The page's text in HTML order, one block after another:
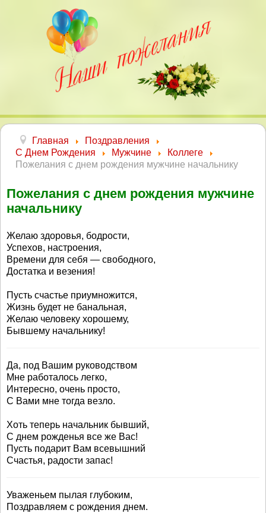
Главная
Поздравления
С Днем Рождения
Мужчине
Коллеге
Пожелания с днем рождения мужчине начальнику
Пожелания с днем рождения мужчине
начальнику
Желаю здоровья, бодрости,
Успехов, настроения,
Времени для себя — свободного,
Достатка и везения!
Пусть счастье приумножится,
Жизнь будет не банальная,
Желаю человеку хорошему,
Бывшему начальнику!
Да, под Вашим руководством
Мне работалось легко,
Интересно, очень просто,
С Вами мне тогда везло.
Хоть теперь начальник бывший,
С днем рожденья все же Вас!
Пусть подарит Вам всевышний
Счастья, радости запас!
Уваженьем пылая глубоким,
Поздравляем с рождения днем.